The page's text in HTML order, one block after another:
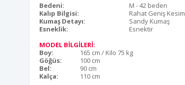
Bedeni:
M - 42 beden
Kalıp Bilgisi:
Rahat Geniş Kesim
Kumaş Detayı:
Sandy Kumaş
Esneklik:
Esnektir
MODEL BİLGİLERİ:
Boy:
165 cm / Kilo 75 kg
Göğüs:
100 cm
Bel:
90 cm
Kalça:
110 cm